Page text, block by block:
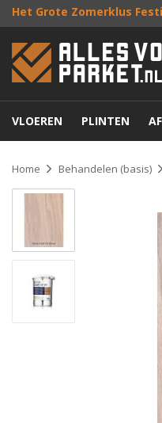
Het Grote Zomerklus
VLOEREN PLINTEN
Home Behandelen (basis)